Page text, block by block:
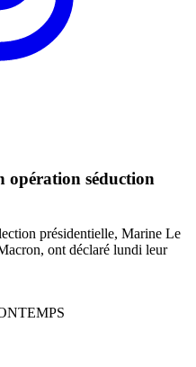
opération séduction
présidentielle, Marine Le
ont déclaré lundi leur